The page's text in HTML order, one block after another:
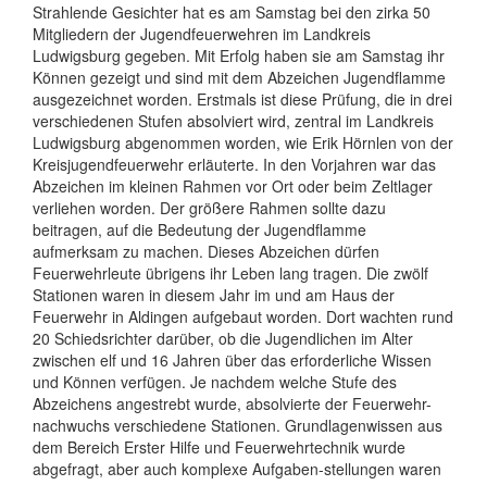
Strahlende Gesichter hat es am Samstag bei den zirka 50
Mitgliedern der Jugendfeuerwehren im Landkreis
Ludwigsburg gegeben. Mit Erfolg haben sie am Samstag ihr
Können gezeigt und sind mit dem Abzeichen Jugendflamme
ausgezeichnet worden. Erstmals ist diese Prüfung, die in drei
verschiedenen Stufen absolviert wird, zentral im Landkreis
Ludwigsburg abgenommen worden, wie Erik Hörnlen von der
Kreisjugendfeuerwehr erläuterte. In den Vorjahren war das
Abzeichen im kleinen Rahmen vor Ort oder beim Zeltlager
verliehen worden. Der größere Rahmen sollte dazu
beitragen, auf die Bedeutung der Jugendflamme
aufmerksam zu machen. Dieses Abzeichen dürfen
Feuerwehrleute übrigens ihr Leben lang tragen. Die zwölf
Stationen waren in diesem Jahr im und am Haus der
Feuerwehr in Aldingen aufgebaut worden. Dort wachten rund
20 Schiedsrichter darüber, ob die Jugendlichen im Alter
zwischen elf und 16 Jahren über das erforderliche Wissen
und Können verfügen. Je nachdem welche Stufe des
Abzeichens angestrebt wurde, absolvierte der Feuerwehr-
nachwuchs verschiedene Stationen. Grundlagenwissen aus
dem Bereich Erster Hilfe und Feuerwehrtechnik wurde
abgefragt, aber auch komplexe Aufgaben-stellungen waren